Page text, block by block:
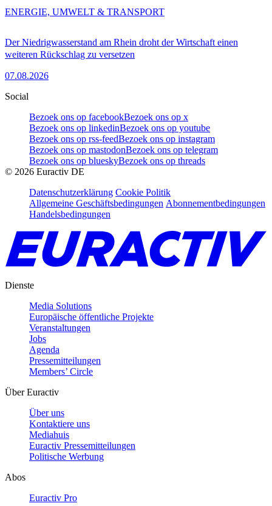
Der Niedrigwasserstand am Rhein droht der Wirtschaft einen
weiteren Rückschlag zu versetzen
07.08.2026
ENERGIE, UMWELT & TRANSPORT
Social
Bezoek ons op facebookBezoek ons op x
Bezoek ons op linkedinBezoek ons op youtube
Bezoek ons op rss-feedBezoek ons op instagram
Bezoek ons op mastodonBezoek ons op telegram
Bezoek ons op blueskyBezoek ons op threads
© 2026 Euractiv DE
Datenschutzerklärung Cookie Politik
Allgemeine Geschäftsbedingungen Abonnementbedingungen
Handelsbedingungen
Dienste
Media Solutions
Europäische öffentliche Projekte
Veranstaltungen
Jobs
Agenda
Pressemitteilungen
Members’ Circle
Über Euractiv
Über uns
Kontaktiere uns
Mediahuis
Euractiv Pressemitteilungen
Politische Werbung
Abos
Euractiv Pro